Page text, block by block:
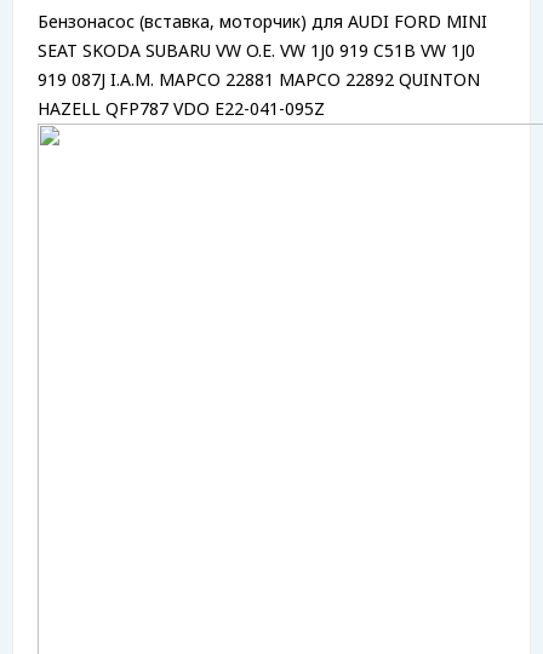
Бензонасос (вставка, моторчик) для AUDI FORD MINI
SEAT SKODA SUBARU VW O.E. VW 1J0 919 C51B VW 1J0
919 087J I.A.M. MAPCO 22881 MAPCO 22892 QUINTON
HAZELL QFP787 VDO E22-041-095Z